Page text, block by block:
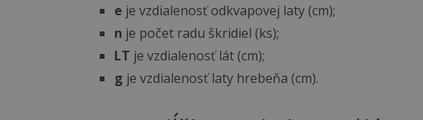
e je vzdialenosť odkvapovej laty (cm);
n je počet radu škridiel (ks);
LT je vzdialenosť lát (cm);
g je vzdialenosť laty hrebeňa (cm).